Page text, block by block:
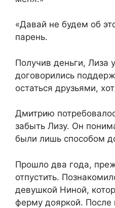
«Давай не будем об
парень.
Получив деньги, Лиза
договорились
остаться друзьями,
Дмитрию
забыть Лизу. Он
были лишь способом
Прошло два года,
отпустить.
девушкой Ниной,
ферму дояркой. После